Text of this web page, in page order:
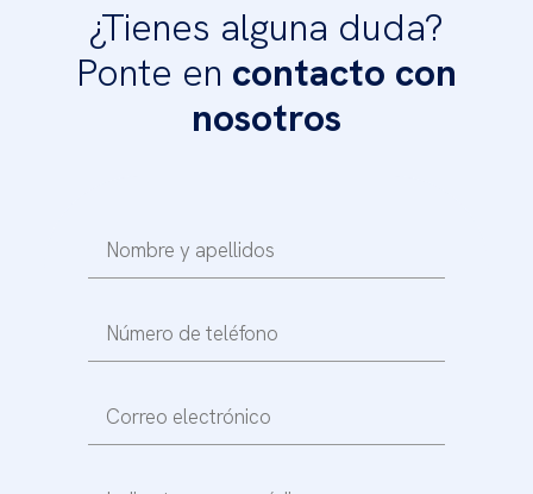
¿Tienes alguna duda?
Ponte en contacto con
nosotros